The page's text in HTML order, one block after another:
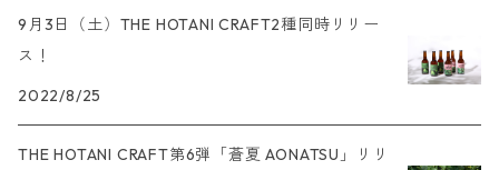
9月3日（土）THE HOTANI CRAFT2種同時リリー
ス！
2022/8/25
THE HOTANI CRAFT第6弾「蒼夏 AONATSU」リリ